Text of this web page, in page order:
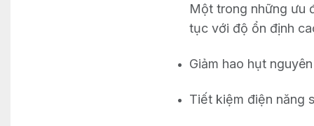
Một trong những ưu
tục với độ ổn định
Giảm hao hụt
Tiết kiệm điện năng